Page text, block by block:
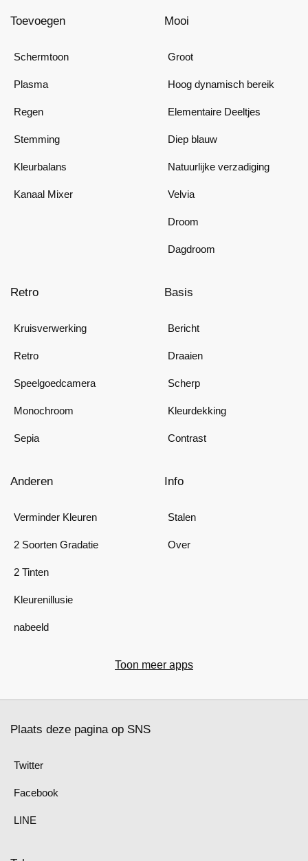
Toevoegen
Schermtoon
Plasma
Regen
Stemming
Kleurbalans
Kanaal Mixer
Mooi
Groot
Hoog dynamisch bereik
Elementaire Deeltjes
Diep blauw
Natuurlijke verzadiging
Velvia
Droom
Dagdroom
Retro
Kruisverwerking
Retro
Speelgoedcamera
Monochroom
Sepia
Basis
Bericht
Draaien
Scherp
Kleurdekking
Contrast
Anderen
Verminder Kleuren
2 Soorten Gradatie
2 Tinten
Kleurenillusie
nabeeld
Info
Stalen
Over
Toon meer apps
Plaats deze pagina op SNS
Twitter
Facebook
LINE